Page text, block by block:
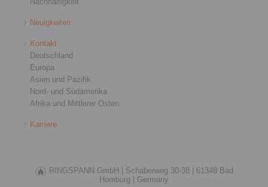
Neuigkeiten
Kontakt
Deutschland
Europa
Asien und Pazifik
Nord- und Südamerika
Afrika und Mittlerer Osten
Karriere
RINGSPANN GmbH | Schaberweg 30-38 |
61348 Bad
Homburg |
Germany